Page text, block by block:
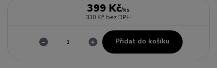
399 Kč/ks
330 Kč bez DPH
Přidat do košíku